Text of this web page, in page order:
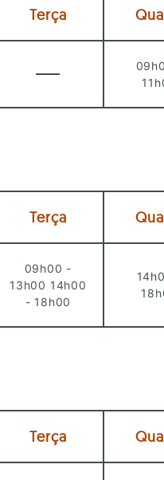
Terça
Terça
09h00 -
13h00 14h00
- 18h00
Terça